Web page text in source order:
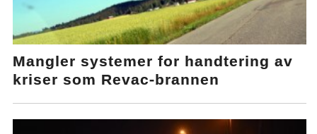
Mangler systemer for handtering av
kriser som Revac-brannen